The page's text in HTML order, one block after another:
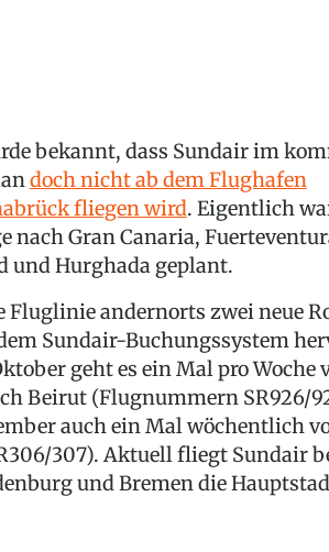
bekannt, dass Sundair im
doch nicht ab dem Flughafen
fliegen wird. Eigentlich
nach Gran Canaria,
und Hurghada geplant.
Fluglinie andernorts zwei neue
Sundair-Buchungssystem
geht es ein Mal pro Woche
Beirut (Flugnummern SR926/
auch ein Mal wöchentlich
307). Aktuell fliegt Sundair
und Bremen die